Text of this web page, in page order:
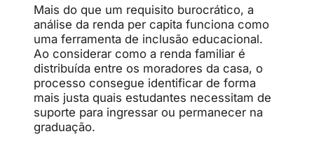
Mais do que um requisito burocrático, a
análise da renda per capita funciona como
uma ferramenta de inclusão educacional.
Ao considerar como a renda familiar é
distribuída entre os moradores da casa, o
processo consegue identificar de forma
mais justa quais estudantes necessitam de
suporte para ingressar ou permanecer na
graduação.